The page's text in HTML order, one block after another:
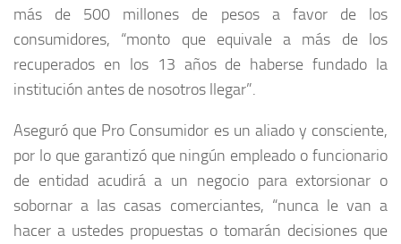
más de 500 millones de pesos a favor de los
consumidores, “monto que equivale a más de los
recuperados en los 13 años de haberse fundado la
institución antes de nosotros llegar”.
Aseguró que Pro Consumidor es un aliado y consciente,
por lo que garantizó que ningún empleado o funcionario
de entidad acudirá a un negocio para extorsionar o
sobornar a las casas comerciantes, “nunca le van a
hacer a ustedes propuestas o tomarán decisiones que